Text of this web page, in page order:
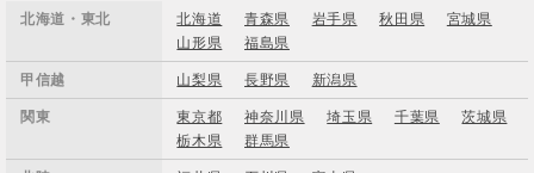
北海道・東北 北海道 青森県 岩手県 秋田県
宮城県
山形県
福島県
甲信越 山梨県 長野県 新潟県
関東 東京都 神奈川県 埼玉県 千葉県
茨城県
栃木県
群馬県